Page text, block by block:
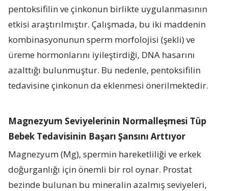
pentoksifilin ve çinkonun birlikte uygulanmasının
etkisi araştırılmıştır. Çalışmada, bu iki maddenin
kombinasyonunun sperm morfolojisi (şekli) ve
üreme hormonlarını iyileştirdiği, DNA hasarını
azalttığı bulunmuştur. Bu nedenle, pentoksifilin
tedavisine çinkonun da eklenmesi önerilmektedir.
Magnezyum Seviyelerinin Normalleşmesi Tüp
Bebek Tedavisinin Başarı Şansını Arttıyor
Magnezyum (Mg), spermin hareketliliği ve erkek
doğurganlığı için önemli bir rol oynar. Prostat
bezinde bulunan bu mineralin azalmış seviyeleri,